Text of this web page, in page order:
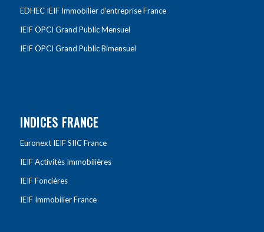
EDHEC IEIF Immobilier d’entreprise France
IEIF OPCI Grand Public Mensuel
IEIF OPCI Grand Public Bimensuel
INDICES FRANCE
Euronext IEIF SIIC France
IEIF Activités Immobilières
IEIF Foncières
IEIF Immobilier France